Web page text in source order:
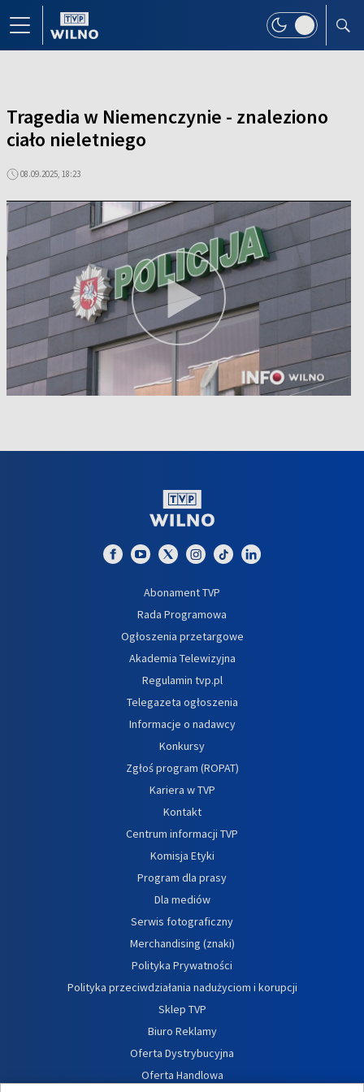
Tragedia w Niemenczynie - znaleziono
ciało nieletniego
08.09.2025, 18:23
Abonament TVP
Rada Programowa
Ogłoszenia przetargowe
Akademia Telewizyjna
Regulamin tvp.pl
Telegazeta ogłoszenia
Informacje o nadawcy
Konkursy
Zgłoś program (ROPAT)
Kariera w TVP
Kontakt
Centrum informacji TVP
Komisja Etyki
Program dla prasy
Dla mediów
Serwis fotograficzny
Merchandising (znaki)
Polityka Prywatności
Polityka przeciwdziałania nadużyciom i korupcji
Sklep TVP
Biuro Reklamy
Oferta Dystrybucyjna
Oferta Handlowa